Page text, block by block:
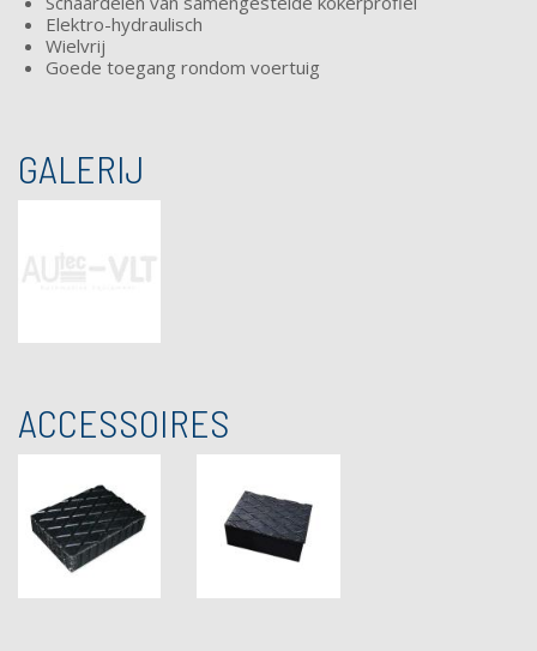
Elektro-hydraulisch
Wielvrij
Goede toegang rondom voertuig
GALERIJ
ACCESSOIRES